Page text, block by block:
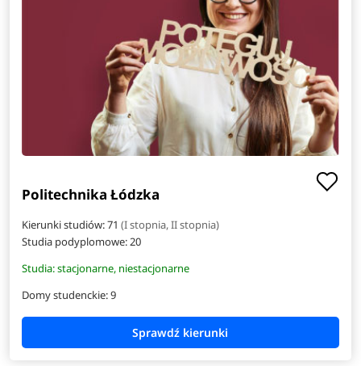
Politechnika Łódzka
Kierunki studiów: 71(I stopnia, II stopnia)
Studia podyplomowe: 20
Studia: stacjonarne, niestacjonarne
Domy studenckie: 9